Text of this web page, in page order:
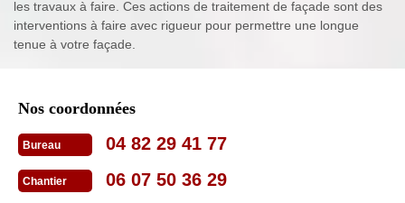
les travaux à faire. Ces actions de traitement de façade sont des
interventions à faire avec rigueur pour permettre une longue
tenue à votre façade.
Nos coordonnées
Bureau 04 82 29 41 77
Chantier 06 07 50 36 29